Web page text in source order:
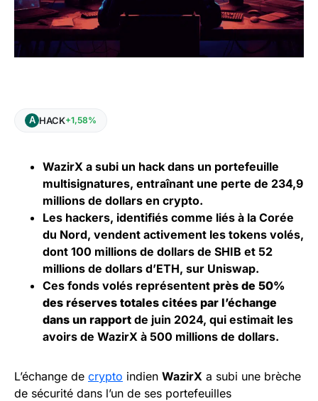
HACK+1,58%
WazirX a subi un hack dans un portefeuille
multisignatures, entraînant une perte de 234,9
millions de dollars en crypto.
Les hackers, identifiés comme liés à la Corée
du Nord, vendent activement les tokens volés,
dont 100 millions de dollars de SHIB et 52
millions de dollars d’ETH, sur Uniswap.
Ces fonds volés représentent près de 50%
des réserves totales citées par l’échange
dans un rapport de juin 2024, qui estimait les
avoirs de WazirX à 500 millions de dollars.
L’échange de crypto indien WazirX a subi une brèche
de sécurité dans l’un de ses portefeuilles